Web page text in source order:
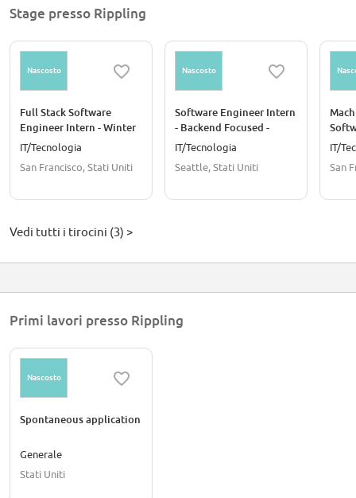
Stage presso Rippling
Nascosto
Full Stack Software
Engineer Intern - Winter
2027
IT/Tecnologia
San Francisco, Stati Uniti
Nascosto
Software Engineer Intern
- Backend Focused -
Winter 2027
IT/Tecnologia
Seattle, Stati Uniti
-
IT/
San
Vedi tutti i tirocini (3) >
Primi lavori presso Rippling
Nascosto
Spontaneous application
Generale
Stati Uniti